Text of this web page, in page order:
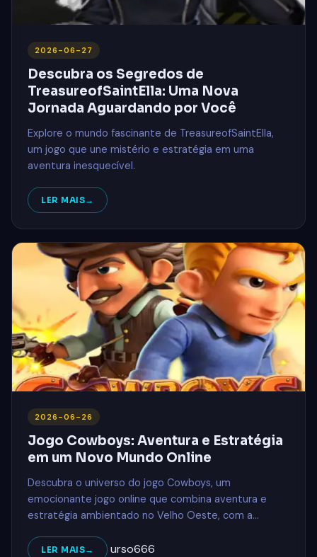
2026-06-27
Descubra os Segredos de
TreasureofSaintElla: Uma Nova
Jornada Aguardando por Você
Explore o mundo fascinante de TreasureofSaintElla,
um jogo que une mistério e estratégia em uma
aventura inesquecível.
LER MAIS
2026-06-26
Jogo Cowboys: Aventura e Estratégia
em um Novo Mundo Online
Descubra o universo do jogo Cowboys, um
emocionante jogo online que combina aventura e
estratégia ambientado no Velho Oeste, com a
LER MAIS urso666